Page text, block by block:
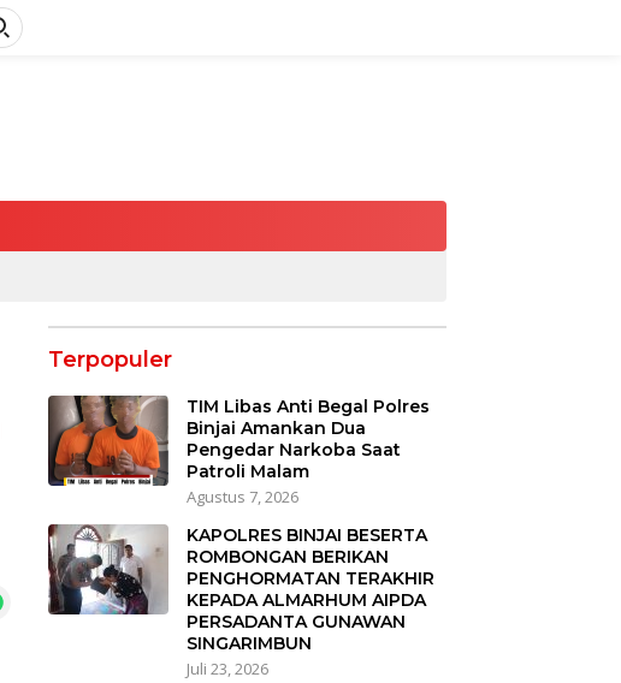
Terpopuler
TIM Libas Anti Begal Polres
Binjai Amankan Dua
Pengedar Narkoba Saat
Patroli Malam
Agustus 7, 2026
KAPOLRES BINJAI BESERTA
ROMBONGAN BERIKAN
PENGHORMATAN TERAKHIR
KEPADA ALMARHUM AIPDA
PERSADANTA GUNAWAN
SINGARIMBUN
Juli 23, 2026